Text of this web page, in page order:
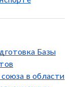
Базы
союза в области